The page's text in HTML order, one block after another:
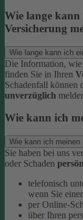
Wie lange kann
Versicherung
Wie lange kann ich
Die Information, wie
finden Sie in Ihren
Schadenfall können
unverzüglich
Wie kann ich
Wie kann ich meinen
Sie haben bei uns
oder Schaden
telefonisch
wenn Sie
per Online-
über Ihren